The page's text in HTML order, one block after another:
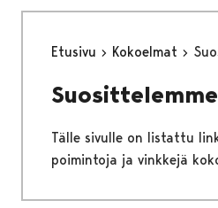
Etusivu Kokoelmat
Suosittelemme
Tälle sivulle on listattu
poimintoja ja vinkkejä